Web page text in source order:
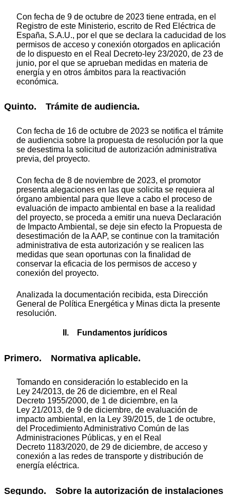
Con fecha de 9 de octubre de 2023 tiene entrada, en el
Registro de este Ministerio, escrito de Red Eléctrica de
España, S.A.U., por el que se declara la caducidad de los
permisos de acceso y conexión otorgados en aplicación
de lo dispuesto en el Real Decreto-ley 23/2020, de 23 de
junio, por el que se aprueban medidas en materia de
energía y en otros ámbitos para la reactivación
económica.
Quinto. Trámite de audiencia.
Con fecha de 16 de octubre de 2023 se notifica el trámite
de audiencia sobre la propuesta de resolución por la que
se desestima la solicitud de autorización administrativa
previa, del proyecto.
Con fecha de 8 de noviembre de 2023, el promotor
presenta alegaciones en las que solicita se requiera al
órgano ambiental para que lleve a cabo el proceso de
evaluación de impacto ambiental en base a la realidad
del proyecto, se proceda a emitir una nueva Declaración
de Impacto Ambiental, se deje sin efecto la Propuesta de
desestimación de la AAP, se continue con la tramitación
administrativa de esta autorización y se realicen las
medidas que sean oportunas con la finalidad de
conservar la eficacia de los permisos de acceso y
conexión del proyecto.
Analizada la documentación recibida, esta Dirección
General de Política Energética y Minas dicta la presente
resolución.
II. Fundamentos jurídicos
Primero. Normativa aplicable.
Tomando en consideración lo establecido en la
Ley 24/2013, de 26 de diciembre, en el Real
Decreto 1955/2000, de 1 de diciembre, en la
Ley 21/2013, de 9 de diciembre, de evaluación de
impacto ambiental, en la Ley 39/2015, de 1 de octubre,
del Procedimiento Administrativo Común de las
Administraciones Públicas, y en el Real
Decreto 1183/2020, de 29 de diciembre, de acceso y
conexión a las redes de transporte y distribución de
energía eléctrica.
Segundo. Sobre la autorización de instalaciones